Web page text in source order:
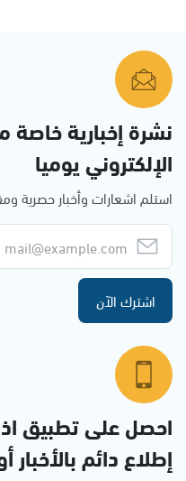
نشرة إخبارية خاصة
الإلكتروني يوميا
استلم اشعارات وأخبار حصرية
اشترك الآن
احصل على تطبيق
إطلاع دائم بالأخبار